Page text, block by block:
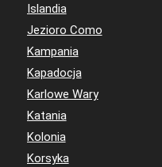
Islandia
Jezioro Como
Kampania
Kapadocja
Karlowe Wary
Katania
Kolonia
Korsyka